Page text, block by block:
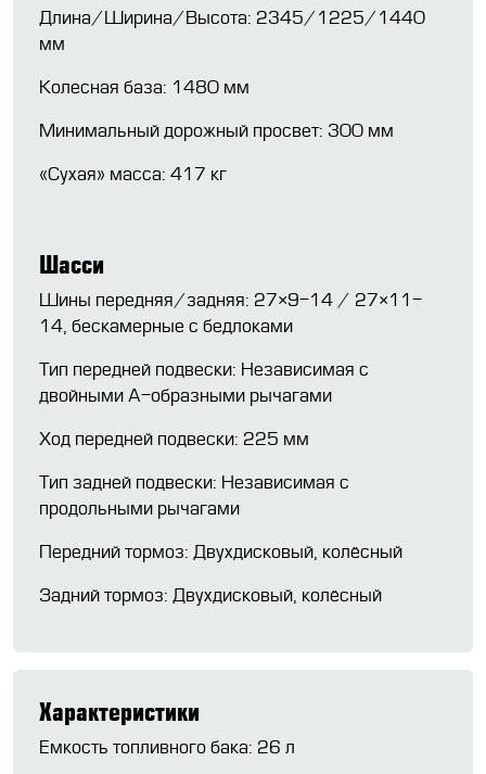
Длина/Ширина/Высота: 2345/1225/1440
мм
Колесная база: 1480 мм
Минимальный дорожный просвет: 300 мм
«Сухая» масса: 417 кг
Шасси
Шины передняя/задняя: 27×9-14 / 27×11-
14, бескамерные с бедлоками
Тип передней подвески: Независимая с
двойными А-образными рычагами
Ход передней подвески: 225 мм
Тип задней подвески: Независимая с
продольными рычагами
Передний тормоз: Двухдисковый, колёсный
Задний тормоз: Двухдисковый, колёсный
Характеристики
Емкость топливного бака: 26 л